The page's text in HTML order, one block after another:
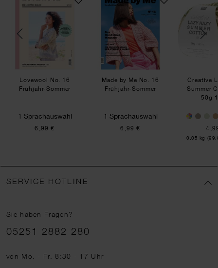
Lovewool No. 16
Frühjahr-Sommer
1 Sprachauswahl
6,99 €
Made by Me No. 16
Frühjahr-Sommer
1 Sprachauswahl
6,99 €
Creative
Summer
50g
Inhalt:
0,05 kg
SERVICE HOTLINE
Sie haben Fragen?
Telefonnummer
05251 2882 280
von Mo. - Fr. 8:30 - 17 Uhr